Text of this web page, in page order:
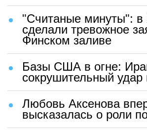
"Считаные минуты": в
сделали тревожное
Финском заливе
Базы США в огне:
сокрушительный удар
Любовь Аксенова
высказалась о роли